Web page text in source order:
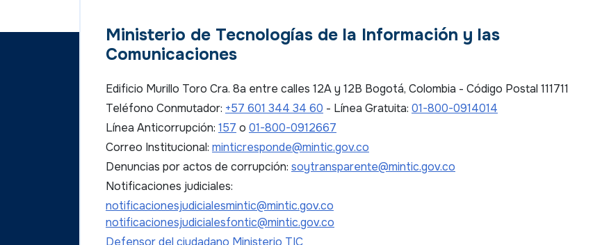
Ministerio de Tecnologías de la Información y las
Comunicaciones
Edificio Murillo Toro Cra. 8a entre calles 12A y 12B Bogotá, Colombia - Código Postal 111711
Teléfono Conmutador: +57 601 344 34 60 - Línea Gratuita: 01-800-0914014
Línea Anticorrupción: 157 o 01-800-0912667
Correo Institucional: minticresponde@mintic.gov.co
Denuncias por actos de corrupción: soytransparente@mintic.gov.co
Notificaciones judiciales:
notificacionesjudicialesmintic@mintic.gov.co
notificacionesjudicialesfontic@mintic.gov.co